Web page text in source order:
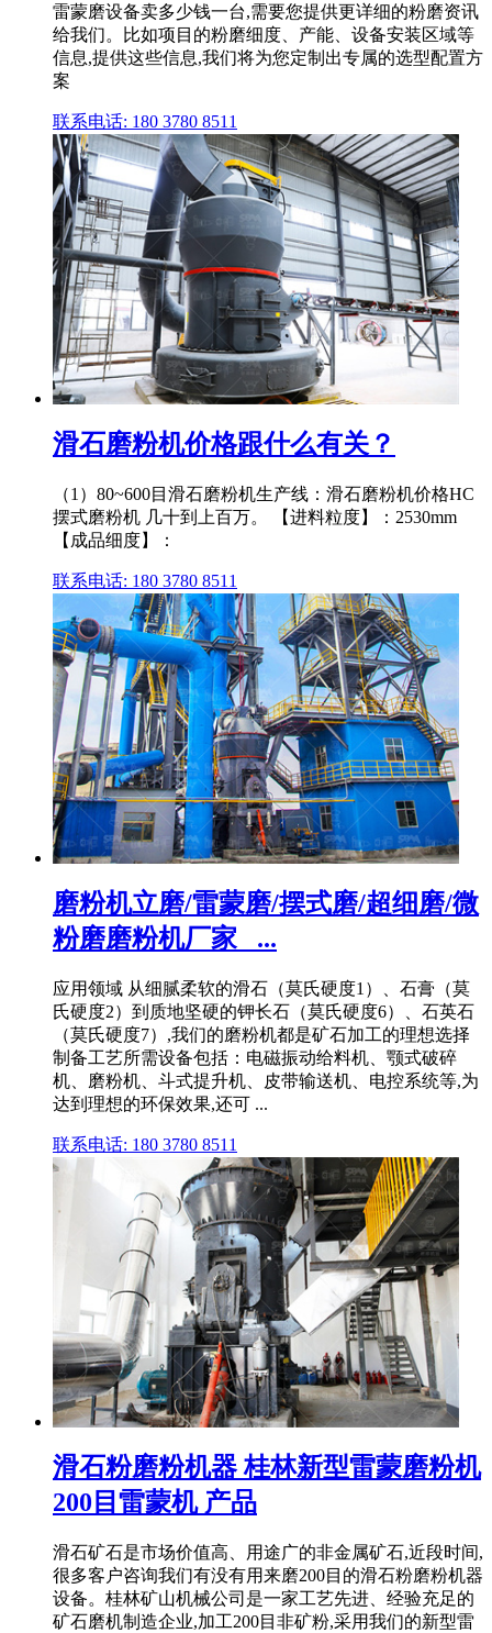
雷蒙磨设备卖多少钱一台,需要您提供更详细的粉磨资讯
给我们。比如项目的粉磨细度、产能、设备安装区域等
信息,提供这些信息,我们将为您定制出专属的选型配置方
案
联系电话: 180 3780 8511
滑石磨粉机价格跟什么有关？
（1）80~600目滑石磨粉机生产线：滑石磨粉机价格HC
摆式磨粉机 几十到上百万。 【进料粒度】：2530mm
【成品细度】：
联系电话: 180 3780 8511
磨粉机立磨/雷蒙磨/摆式磨/超细磨/微
粉磨磨粉机厂家_ ...
应用领域 从细腻柔软的滑石（莫氏硬度1）、石膏（莫
氏硬度2）到质地坚硬的钾长石（莫氏硬度6）、石英石
（莫氏硬度7）,我们的磨粉机都是矿石加工的理想选择
制备工艺所需设备包括：电磁振动给料机、颚式破碎
机、磨粉机、斗式提升机、皮带输送机、电控系统等,为
达到理想的环保效果,还可 ...
联系电话: 180 3780 8511
滑石粉磨粉机器 桂林新型雷蒙磨粉机
200目雷蒙机 产品
滑石矿石是市场价值高、用途广的非金属矿石,近段时间,
很多客户咨询我们有没有用来磨200目的滑石粉磨粉机器
设备。桂林矿山机械公司是一家工艺先进、经验充足的
矿石磨机制造企业,加工200目非矿粉,采用我们的新型雷